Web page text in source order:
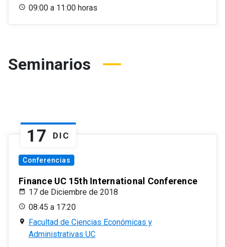
09:00 a 11:00 horas
Seminarios
17 DIC
Conferencias
Finance UC 15th International Conference
17 de Diciembre de 2018
08:45 a 17:20
Facultad de Ciencias Económicas y
Administrativas UC